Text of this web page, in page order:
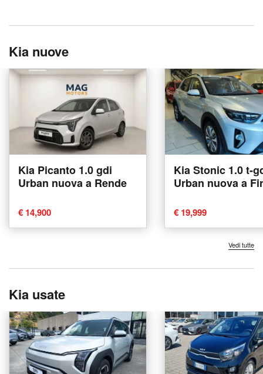
Kia nuove
Kia Picanto 1.0 gdi
Urban nuova a Rende
€ 14,900
Kia Stonic 1.0 t-
Urban nuova a
€ 19,999
Vedi tutte
Kia usate